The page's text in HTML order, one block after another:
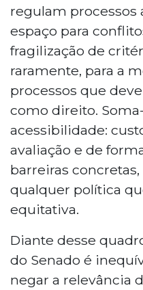
regulam processos
espaço para
fragilização de
raramente, para a
processos que
como direito.
acessibilidade:
avaliação e de
barreiras
qualquer política
equitativa.
Diante desse
do Senado é
negar a relevância